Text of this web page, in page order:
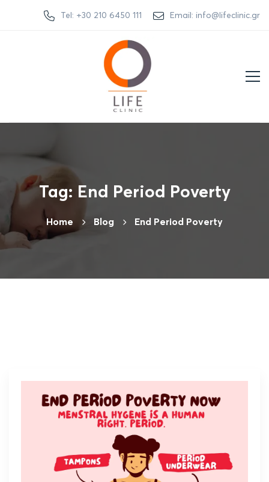
Tel: +30 210 6450 111 Email: info@lifeclinic.gr
Tag: End Period Poverty
Home Βlog End Period Poverty